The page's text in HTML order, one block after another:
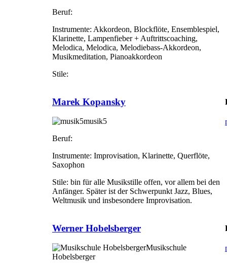
Beruf:
Instrumente: Akkordeon, Blockflöte, Ensemblespiel,
Klarinette, Lampenfieber + Auftrittscoaching,
Melodica, Melodica, Melodiebass-Akkordeon,
Musikmeditation, Pianoakkordeon
Stile:
Marek Kopansky
musik5
Beruf:
Instrumente: Improvisation, Klarinette, Querflöte,
Saxophon
Stile: bin für alle Musikstille offen, vor allem bei den
Anfänger. Später ist der Schwerpunkt Jazz, Blues,
Weltmusik und insbesondere Improvisation.
Werner Hobelsberger
Musikschule
Hobelsberger